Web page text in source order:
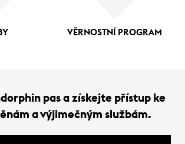
VĚRNOSTNÍ PROGRAM
pas a získejte přístup ke
a výjimečným službám.